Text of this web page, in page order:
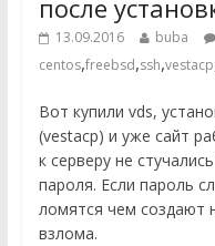
после
13.09.2016 buba
centos,freebsd,ssh,vestacp
Вот купили vds,
(vestacp) и уже сайт
к серверу не
пароля. Если пароль
ломятся чем создают
взлома.